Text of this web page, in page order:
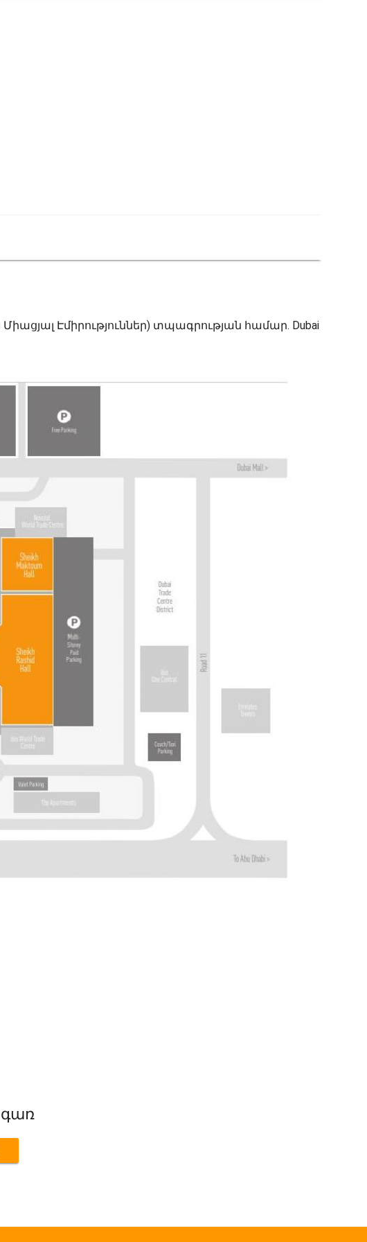
Էմիրություններ) տպագրության համար. Dubai